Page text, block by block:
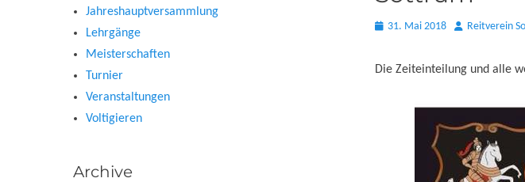
Posted31. Mai 2018 AutorReitverein
Die Zeiteinteilung und alle
Jahreshauptversammlung
Lehrgänge
Meisterschaften
Turnier
Veranstaltungen
Voltigieren
Archive